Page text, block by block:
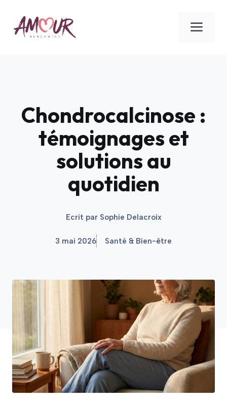
contenu
Chondrocalcinose :
témoignages et
solutions au
quotidien
Ecrit par Sophie Delacroix
3 mai 2026 Santé & Bien-être